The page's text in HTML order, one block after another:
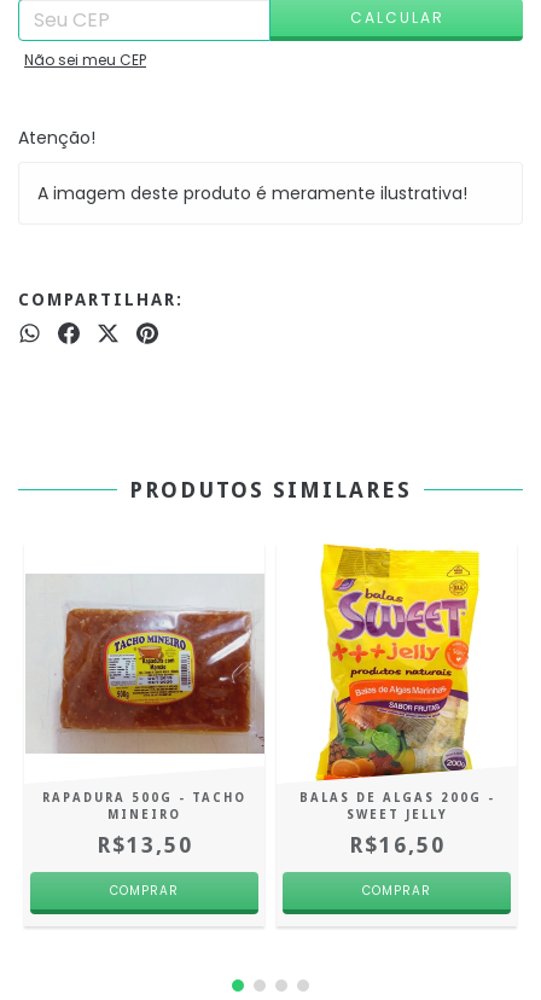
CALCULAR
Não sei meu CEP
Atenção!
A imagem deste produto é meramente ilustrativa!
COMPARTILHAR:
PRODUTOS SIMILARES
RAPADURA 500G - TACHO
MINEIRO
R$13,50
BALAS DE ALGAS 200G -
SWEET JELLY
R$16,50